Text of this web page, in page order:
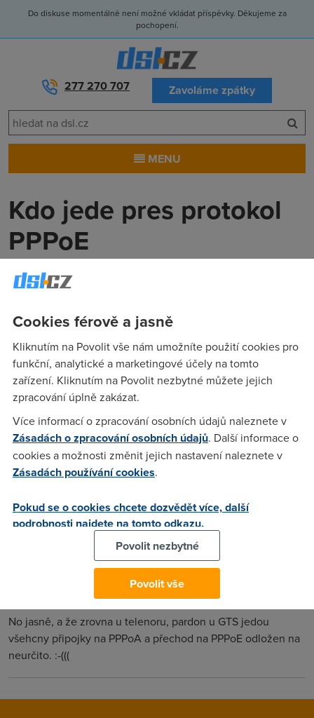
Do diskuse momentálně není možné vkládat příspěvky. Děkujeme za
pochopení.
277 270 707 Zavoláme zpátky
MENU
Kdo jede pres protokol
PPPoE
Xavi(1.3.2006 13:31:01)
presprotokol PPPoE,vim ze telekom,jeste nekdo jiny?Jde mi
Anonym(1.3.2006 13:42:35)
I ČRa (České radiokomunikace), ale k čemu ti to je? V
podstatě tam není žádný rozdíl...
xavi(1.3.2006 14:37:27)
No chci to vedet kvuli konfiguraci hardwaru ktery mam,Asus
500gx + modem zyxel ,chci mit modem v modu bridge a o
ostatni at se stara asus,coz jak jsem zjistil u PPPoA moc
(1.3.2006 17:07:04)
No jasně, a že zrovna u telenoru, pardon u GTS jedou
všehcny připojky na PPPoA a přechod na PPPoE odložen na
neurčito. :-(((
Cookies férově a jasně
Kliknutím na Povolit vše nám umožníte použití cookies pro
funkční, analytické a marketingové účely na tomto
zařízení. Kliknutím na Povolit nezbytné můžete jejich
zpracování úplně zakázat.
Více informací o zpracování osobních údajů naleznete v
Zásadách o zpracování osobních údajů. Další informace o
cookies a možnosti změnit jejich nastavení naleznete v
Zásadách používání cookies.
Pokud se o cookies chcete dozvědět více, další
podrobnosti najdete na tomto odkazu.
Povolit nezbytné
Povolit vše